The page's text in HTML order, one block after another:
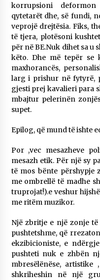
korrupsioni
qytetarët dhe, së fundi,
veprojë drejtësia. Fiks,
të tjera, plotësoni
për në BE.Nuk dihet sa
këto. Dhe më tepër se
maxhorancës,
larg i prishur në fytyrë,
gjesti prej kavalieri para
mbajtur pelerinën
supet.
Epilog, që mund të ishte
Por ,vec mesazheve
mesazh etik. Për një sy
të mos bënte përshypje
me ombrellë të madhe
truprojat!).e veshur
me ritëm muzikor.
Një zbritje e një zonje
pushtetshme, që
ekzibicioniste, e
pushteti nuk e zhbën
mbresëlënëse,
shkriheshin në një